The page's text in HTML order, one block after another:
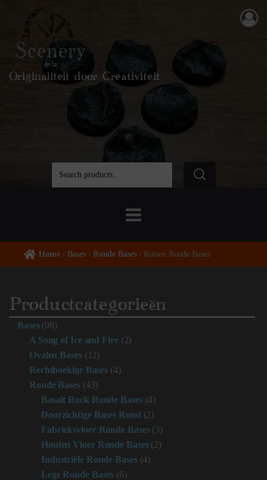
Originaliteit door Creativiteit
Home/ Bases / Ronde Bases/ Rotsen Ronde Bases
Productcategorieën
Bases (98)
A Song of Ice and Fire (2)
Ovalen Bases (12)
Rechthoekige Bases (4)
Ronde Bases (43)
Basalt Rock Ronde Bases (4)
Doorzichtige Bases Rond (2)
Fabrieksvloer Ronde Bases (3)
Houten Vloer Ronde Bases (2)
Industriële Ronde Bases (4)
Lege Ronde Bases (6)